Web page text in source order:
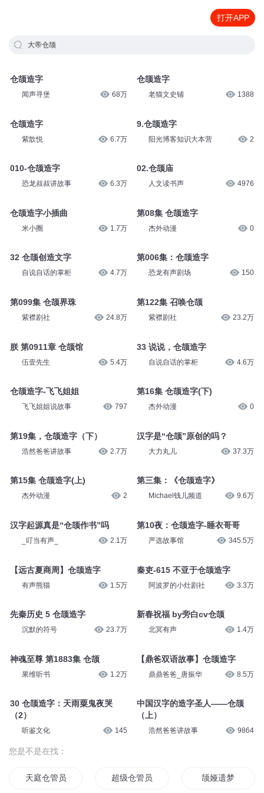
打开APP
大帝仓颉
仓颉造字
闻声寻堡 68万
仓颉造字
紫歆悦 6.7万
010-仓颉造字
恐龙叔叔讲故事 6.3万
仓颉造字小插曲
米小圈 1.7万
32 仓颉创造文字
自说自话的掌柜 4.7万
第099集 仓颉界珠
紫襟剧社 24.8万
朕 第0911章 仓颉馆
伍壹先生 5.4万
仓颉造字-飞飞姐姐
飞飞姐姐说故事 797
第19集，仓颉造字（下）
浩然爸爸讲故事 2.7万
第15集 仓颉造字(上)
杰外动漫 2
汉字起源真是“仓颉作书”吗
_叮当有声_ 2.1万
【远古夏商周】仓颉造字
有声熊猫 1.5万
先秦历史 5 仓颉造字
沉默的符号 23.7万
神魂至尊 第1883集 仓颉
果维听书 1.2万
30 仓颉造字：天雨粟鬼夜哭
（2）
听鉴文化 145
仓颉造字
老猫文史铺 1388
9.仓颉造字
阳光博客知识大本营 2
02.仓颉庙
人文读书声 4976
第08集 仓颉造字
杰外动漫 0
第006集：仓颉造字
恐龙有声剧场 150
第122集 召唤仓颉
紫襟剧社 23.2万
33 说说，仓颉造字
自说自话的掌柜 4.6万
第16集 仓颉造字(下)
杰外动漫 0
汉字是“仓颉”原创的吗？
大力丸儿 37.3万
第三集：《仓颉造字》
Michael钱儿频道 9.6万
第10夜：仓颉造字-睡衣哥哥
严选故事馆 345.5万
秦吏-615 不亚于仓颉造字
阿波罗的小灶剧社 3.3万
新春祝福 by旁白cv仓颉
北冥有声 1.4万
【鼎爸双语故事】仓颉造字
鼎鼎爸爸_唐振华 8.5万
中国汉字的造字圣人——仓颉
（上）
浩然爸爸讲故事 9864
您是不是在找：
天庭仓管员 超级仓管员 颉娅遗梦